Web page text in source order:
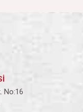
No:16